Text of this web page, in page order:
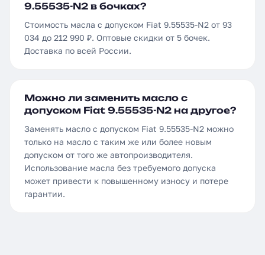
9.55535-N2 в бочках?
Стоимость масла с допуском Fiat 9.55535-N2 от 93
034 до 212 990 ₽. Оптовые скидки от 5 бочек.
Доставка по всей России.
Можно ли заменить масло с
допуском Fiat 9.55535-N2 на другое?
Заменять масло с допуском Fiat 9.55535-N2 можно
только на масло с таким же или более новым
допуском от того же автопроизводителя.
Использование масла без требуемого допуска
может привести к повышенному износу и потере
гарантии.